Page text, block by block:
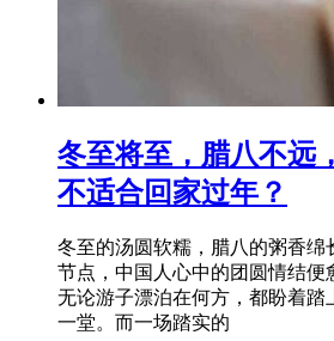
冬至将至，腊八不远
不适合回家过年？
冬至的汤圆软糯，腊八的粥香绵
节点，中国人心中的团圆情结便
无论游子漂泊在何方，都盼着踏
一堂。而一场踏实的